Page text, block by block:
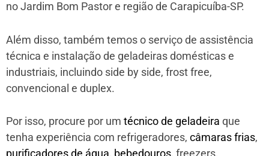
no Jardim Bom Pastor e região de Carapicuíba-SP.
Além disso, também temos o serviço de assistência
técnica e instalação de geladeiras domésticas e
industriais, incluindo side by side, frost free,
convencional e duplex.
Por isso, procure por um técnico de geladeira que
tenha experiência com refrigeradores, câmaras frias,